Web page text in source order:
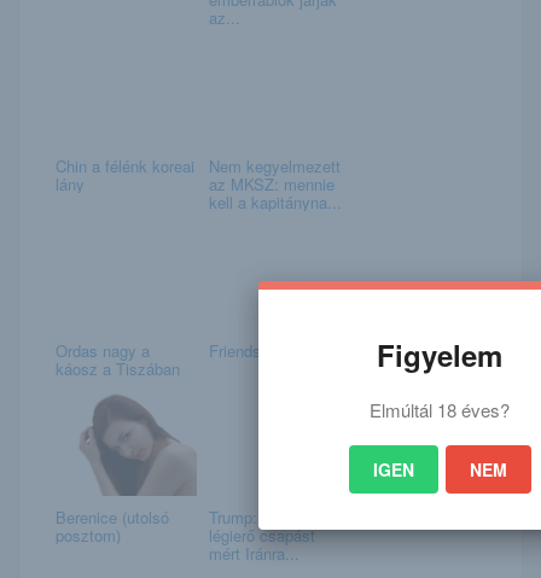
az...
Chin a félénk koreai
lány
Nem kegyelmezett
az MKSZ: mennie
kell a kapitányna...
Ordas nagy a
káosz a Tiszában
Friends
Berenice (utolsó
posztom)
Trump: Az amerikai
légierő csapást
mért Iránra...
Figyelem
Elmúltál 18 éves?
IGEN NEM